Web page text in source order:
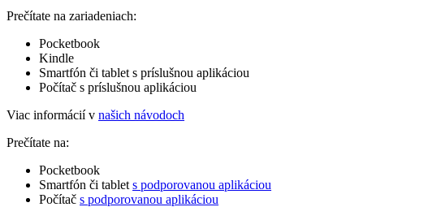
Prečítate na zariadeniach:
Pocketbook
Kindle
Smartfón či tablet s príslušnou aplikáciou
Počítač s príslušnou aplikáciou
Viac informácií v našich návodoch
Prečítate na:
Pocketbook
Smartfón či tablet s podporovanou aplikáciou
Počítač s podporovanou aplikáciou